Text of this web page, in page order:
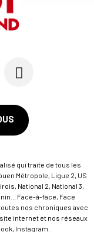
qui traite de tous les
Métropole, Ligue 2, US
National 2, National 3,
Face-à-face, Face
nos chroniques avec
internet et nos réseaux
Instagram.